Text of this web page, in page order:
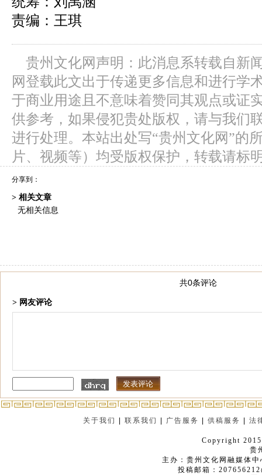
责编：王琪
贵州文化网声明：此消息系转载自新
网登载此文出于传递更多信息和进行学
于商业用途且不意味着赞同其观点或证
供参考，如果侵犯贵处版权，请与我们
进行处理。本站出处写“贵州文化网”的
片、视频等）均受版权保护，转载请标
分享到：
> 相关文章
无相关信息
共0条评论
> 网友评论
关于我们 |联系我们 广告服务 |供稿服务 |法
Copyright
贵
主办：贵州文化网融媒体
投稿邮箱：